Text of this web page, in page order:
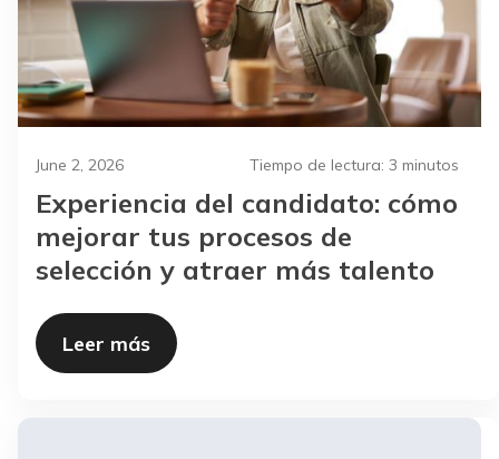
June 2, 2026 Tiempo de lectura: 3 minutos
Experiencia del candidato: cómo
mejorar tus procesos de
selección y atraer más talento
Leer más